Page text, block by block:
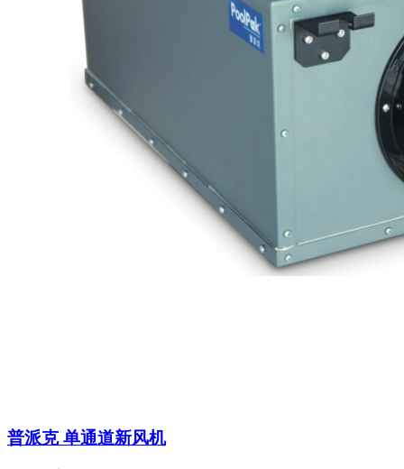
普派克 单通道新风机